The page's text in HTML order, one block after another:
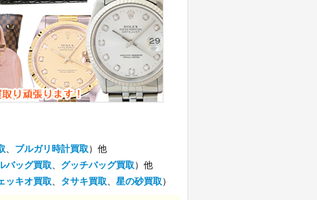
、 ブルガリ時計買取 ）他
バッグ買取、 グッチバッグ買取 ）他
ッキオ買取、 タサキ買取、 星の砂買取 ）